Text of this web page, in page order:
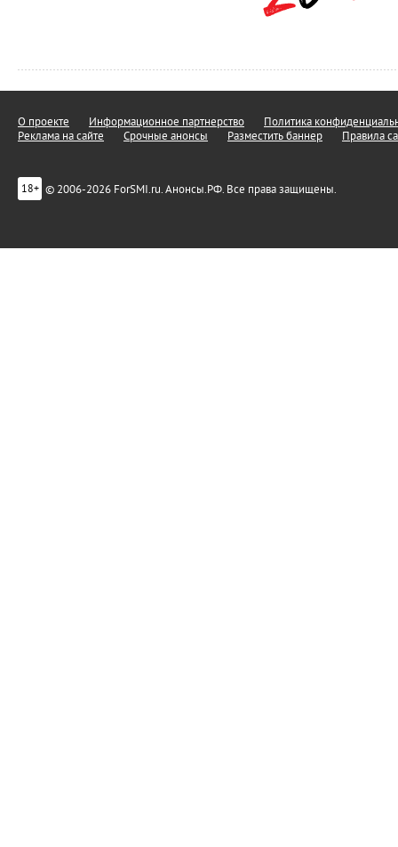
О проекте Информационное партнерство
Политика
Реклама на сайте
Срочные анонсы Разместить баннер Правила
18+ © 2006-2026 ForSMI.ru. Анонсы.РФ. Все права защищены.